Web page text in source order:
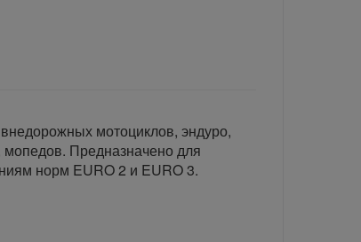
мотоциклов, эндуро,
мопедов. Предназначено для
норм EURO 2 и EURO 3.